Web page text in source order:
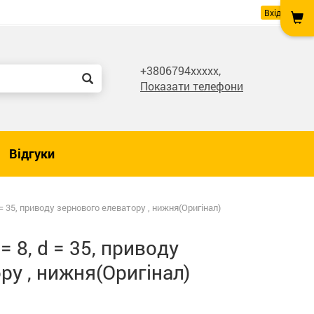
Вхід
+3806794xxxxx,
Показати телефони
Відгуки
35, приводу зернового елеватору , нижня(Оригінал)
8, d = 35, приводу
, нижня(Оригінал)